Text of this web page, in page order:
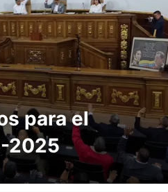
para el
2025